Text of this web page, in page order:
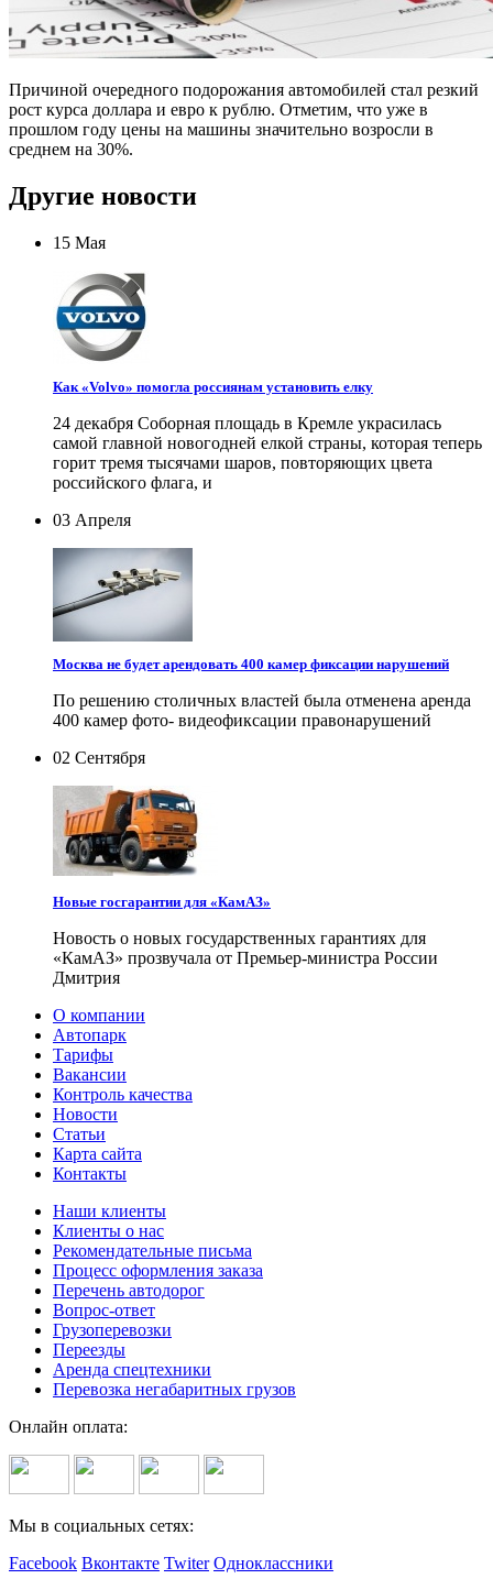
Причиной очередного подорожания автомобилей стал резкий
рост курса доллара и евро к рублю. Отметим, что уже в
прошлом году цены на машины значительно возросли в
среднем на 30%.
Другие новости
15 Мая
Как «Volvo» помогла россиянам установить елку
24 декабря Соборная площадь в Кремле украсилась
самой главной новогодней елкой страны, которая теперь
горит тремя тысячами шаров, повторяющих цвета
российского флага, и
03 Апреля
Москва не будет арендовать 400 камер фиксации нарушений
По решению столичных властей была отменена аренда
400 камер фото- видеофиксации правонарушений
02 Сентября
Новые госгарантии для «КамАЗ»
Новость о новых государственных гарантиях для
«КамАЗ» прозвучала от Премьер-министра России
Дмитрия
О компании
Автопарк
Тарифы
Вакансии
Контроль качества
Новости
Статьи
Карта сайта
Контакты
Наши клиенты
Клиенты о нас
Рекомендательные письма
Процесс оформления заказа
Перечень автодорог
Вопрос-ответ
Грузоперевозки
Переезды
Аренда спецтехники
Перевозка негабаритных грузов
Онлайн оплата:
Мы в социальных сетях:
Facebook Вконтакте Twiter Одноклассники